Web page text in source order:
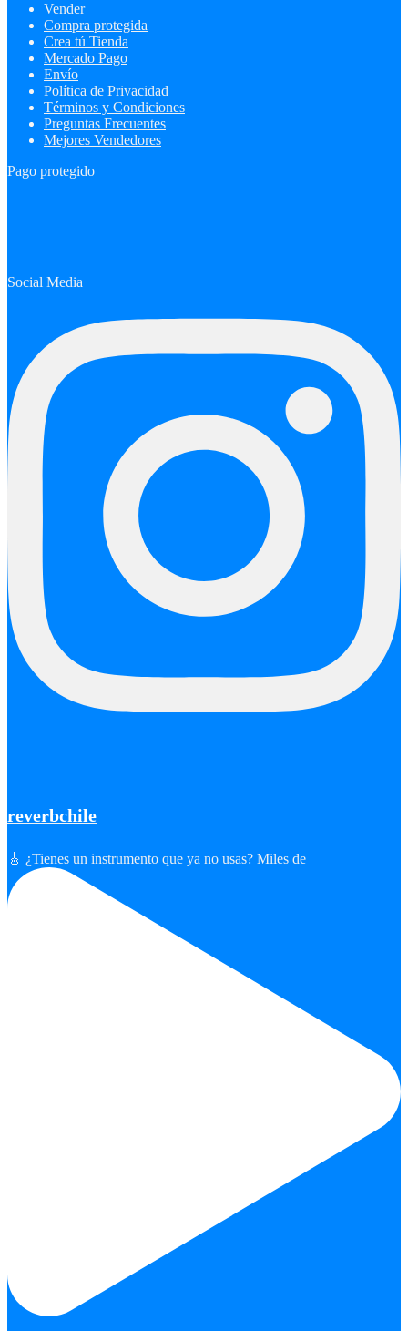
Vender
Compra protegida
Crea tú Tienda
Mercado Pago
Envío
Política de Privacidad
Términos y Condiciones
Preguntas Frecuentes
Mejores Vendedores
Pago protegido
Social Media
reverbchile
🎸 ¿Tienes un instrumento que ya no usas? Miles de